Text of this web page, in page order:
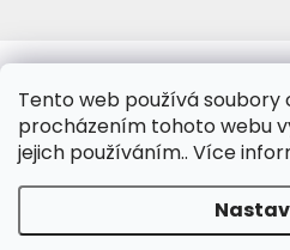
Tento web používá soubory
procházením tohoto webu
jejich používáním.. Více
www.viva-fotoporcelan.cz
Vytvořil Shoptet